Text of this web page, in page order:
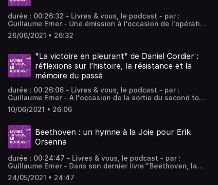
durée : 00:26:32 - Livres & vous, le podcast - par :
Guillaume Erner - Une émission à l'occasion de l'opération
estivale "Partir en Livre" consacrée cet été, du 30 juin au
25 juillet, à la littérature jeunesse, qui n'a sans doute
Centre National du Livre Régine Hatchondo, l'autrice
Marion Brunet et l'auteur Fabrice Colin.
26/06/2021 • 26:32
"La victoire en pleurant" de Daniel Cordier :
réflexions sur l’histoire, la résistance et la
mémoire du passé
durée : 00:26:06 - Livres & vous, le podcast - par :
Guillaume Erner - A l'occasion de la sortie du second tome
des mémoires de Daniel Cordier, secrétaire de Jean
Moulin de 1942 à 1943, Guillaume Erner reçoit l'historienne
l’historien Emmanuel de Waresquiel, auteur de "Tout est
calme, seules les imaginations travaillent".
10/06/2021 • 26:06
Beethoven : un hymne à la Joie pour Erik
Orsenna
durée : 00:24:47 - Livres & vous, le podcast - par :
Guillaume Erner - Dans son dernier livre "Beethoven, la
passion de la fraternité", l’académicien revient sur cette
idée : "Est-ce la joie s’interroge-t-il, qui fait la fraternité
24/05/2021 • 24:47